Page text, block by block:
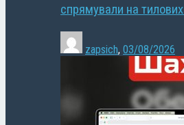
спрямували на
zapsich, 03/08/2026